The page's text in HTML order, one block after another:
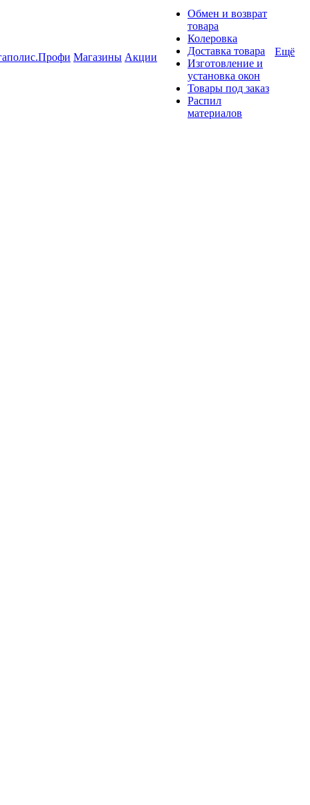
Магазины Акции
Обмен и возврат
товара
Колеровка
Доставка товара
Изготовление и
установка окон
Товары под заказ
Распил
материалов
Ещё